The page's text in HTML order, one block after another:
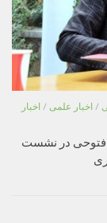
/ اخبار علمی / اخبار
فتوحی در نشست